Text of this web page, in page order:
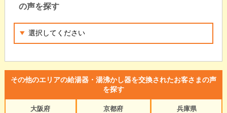
の声を探す
その他のエリアの給湯器・湯沸かし器を交換されたお客さまの声
を探す
大阪府
京都府
兵庫県